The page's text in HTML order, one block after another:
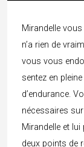
Mirandelle
n’a rien de
vous vous
sentez en
d’endurance.
nécessaires
Mirandelle et
deux points de